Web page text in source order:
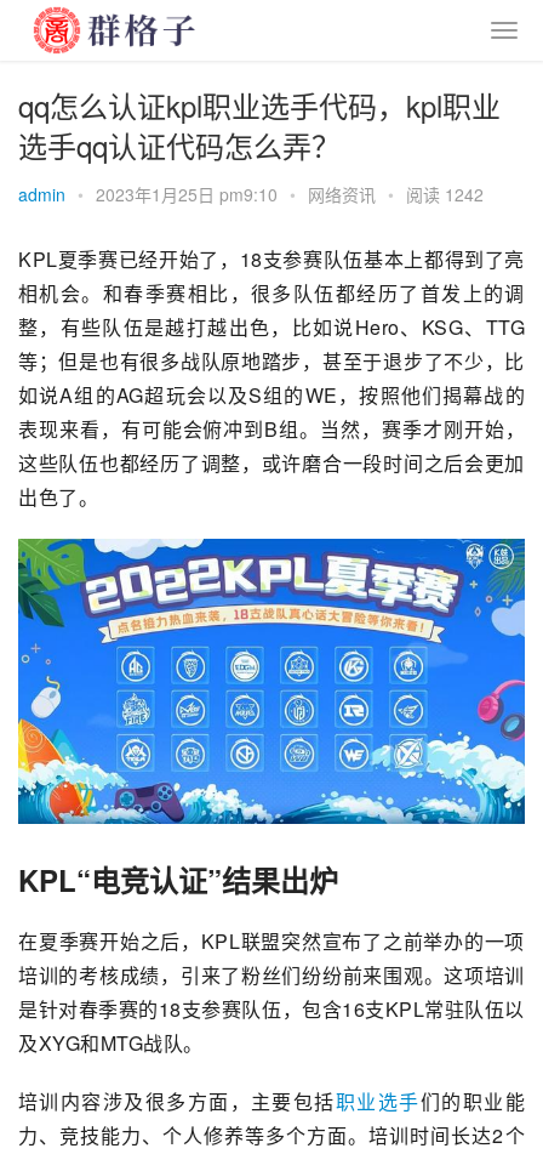
qq怎么认证kpl职业选手代码，kpl职业
选手qq认证代码怎么弄？
admin • 2023年1月25日 pm9:10 • 网络资讯 • 阅读 1242
KPL夏季赛已经开始了，18支参赛队伍基本上都得到了亮
相机会。和春季赛相比，很多队伍都经历了首发上的调
整，有些队伍是越打越出色，比如说Hero、KSG、TTG
等；但是也有很多战队原地踏步，甚至于退步了不少，比
如说A组的AG超玩会以及S组的WE，按照他们揭幕战的
表现来看，有可能会俯冲到B组。当然，赛季才刚开始，
这些队伍也都经历了调整，或许磨合一段时间之后会更加
出色了。
KPL“电竞认证”结果出炉
在夏季赛开始之后，KPL联盟突然宣布了之前举办的一项
培训的考核成绩，引来了粉丝们纷纷前来围观。这项培训
是针对春季赛的18支参赛队伍，包含16支KPL常驻队伍以
及XYG和MTG战队。
培训内容涉及很多方面，主要包括职业选手们的职业能
力、竞技能力、个人修养等多个方面。培训时间长达2个